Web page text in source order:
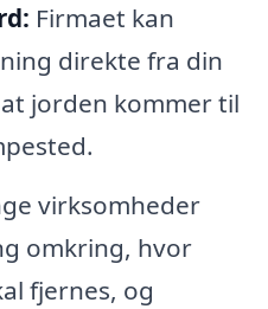
Firmaet kan
direkte fra din
jorden kommer til
virksomheder
omkring, hvor
fjernes, og